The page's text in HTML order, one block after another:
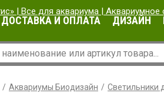
ДОСТАВКА И ОПЛАТА ДИЗАЙН
Аквариумы Биодизайн Светильники